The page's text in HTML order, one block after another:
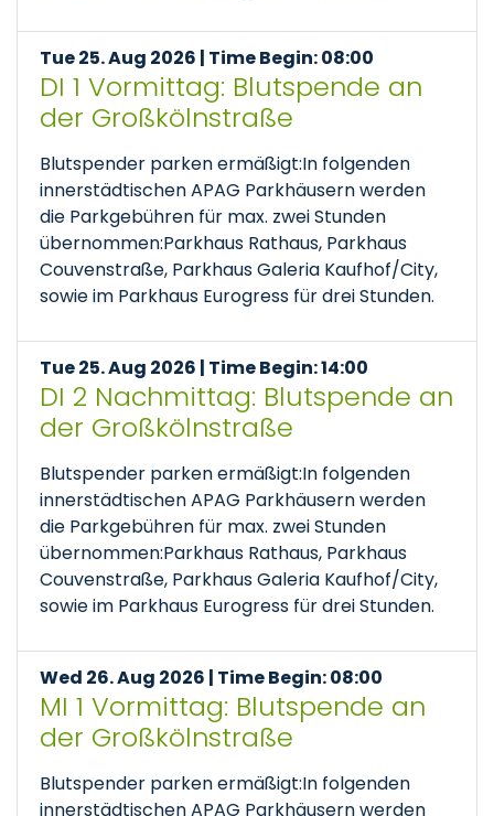
Tue 25. Aug 2026 | Time Begin: 08:00
DI 1 Vormittag: Blutspende an
der Großkölnstraße
Blutspender parken ermäßigt:In folgenden
innerstädtischen APAG Parkhäusern werden
die Parkgebühren für max. zwei Stunden
übernommen:Parkhaus Rathaus, Parkhaus
Couvenstraße, Parkhaus Galeria Kaufhof/City,
sowie im Parkhaus Eurogress für drei Stunden.
Tue 25. Aug 2026 | Time Begin: 14:00
DI 2 Nachmittag: Blutspende an
der Großkölnstraße
Blutspender parken ermäßigt:In folgenden
innerstädtischen APAG Parkhäusern werden
die Parkgebühren für max. zwei Stunden
übernommen:Parkhaus Rathaus, Parkhaus
Couvenstraße, Parkhaus Galeria Kaufhof/City,
sowie im Parkhaus Eurogress für drei Stunden.
Wed 26. Aug 2026 | Time Begin: 08:00
MI 1 Vormittag: Blutspende an
der Großkölnstraße
Blutspender parken ermäßigt:In folgenden
innerstädtischen APAG Parkhäusern werden